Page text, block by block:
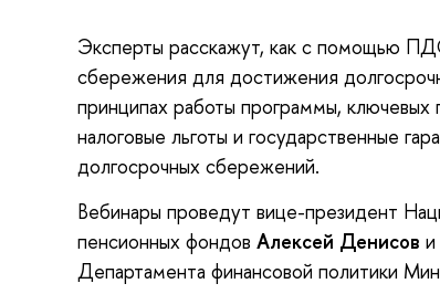
Эксперты расскажут, как с помощью
сбережения для достижения
принципах работы программы,
налоговые льготы и государственные
долгосрочных сбережений.
Вебинары проведут вице-президент
пенсионных фондовАлексей Денисов
Департамента финансовой политики